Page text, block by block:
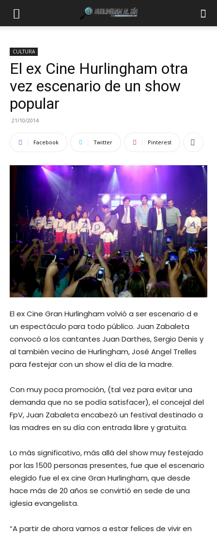
CULTURA
El ex Cine Hurlingham otra
vez escenario de un show
popular
21/10/2014
Facebook Twitter Pinterest
El ex Cine Gran Hurlingham volvió a ser escenario d e
un espectáculo para todo público. Juan Zabaleta
convocó a los cantantes Juan Darthes, Sergio Denis y
al también vecino de Hurlingham, José Angel Trelles
para festejar con un show el día de la madre.
Con muy poca promoción, (tal vez para evitar una
demanda que no se podía satisfacer), el concejal del
FpV, Juan Zabaleta encabezó un festival destinado a
las madres en su día con entrada libre y gratuita.
Lo más significativo, más allá del show muy festejado
por las 1500 personas presentes, fue que el escenario
elegido fue el ex cine Gran Hurlingham, que desde
hace más de 20 años se convirtió en sede de una
iglesia evangelista.
“A partir de ahora vamos a estar felices de vivir en